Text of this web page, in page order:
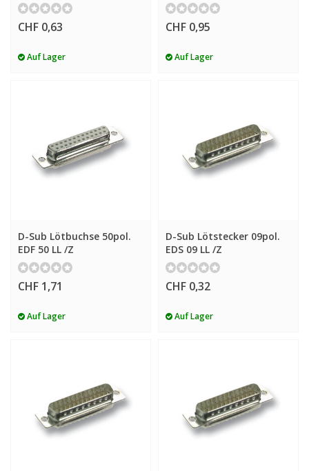
CHF 0,63
Auf Lager
CHF 0,95
Auf Lager
D-Sub Lötbuchse 50pol.
EDF 50 LL /Z
CHF 1,71
Auf Lager
D-Sub Lötstecker 09pol.
EDS 09 LL /Z
CHF 0,32
Auf Lager